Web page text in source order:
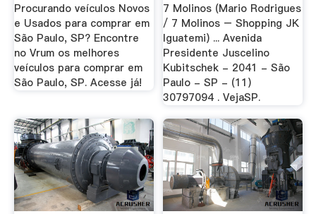
Procurando veículos Novos
e Usados para comprar em
São Paulo, SP? Encontre
no Vrum os melhores
veículos para comprar em
São Paulo, SP. Acesse já!
7 Molinos (Mario Rodrigues
/ 7 Molinos – Shopping JK
Iguatemi) ... Avenida
Presidente Juscelino
Kubitschek - 2041 - São
Paulo - SP - (11)
30797094 . VejaSP.